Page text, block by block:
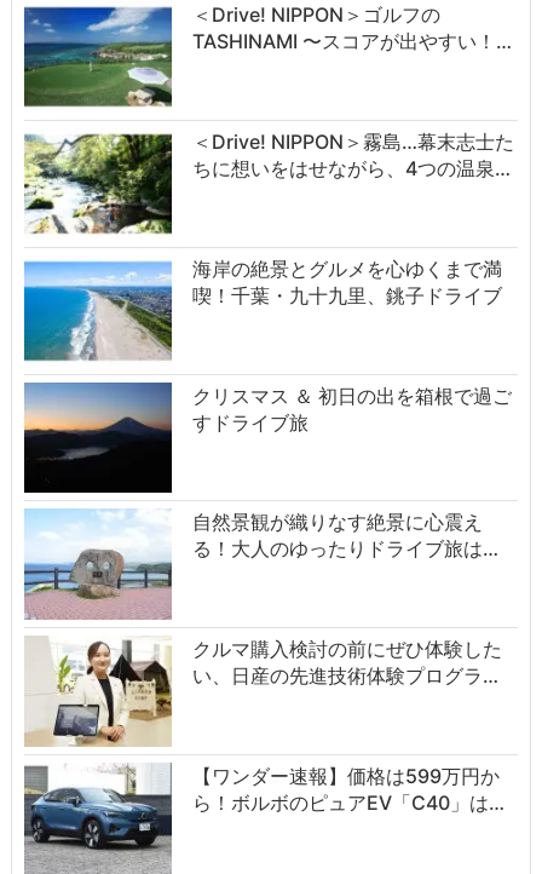
＜Drive! NIPPON＞ゴルフの
TASHINAMI 〜スコアが出やすい！…
＜Drive! NIPPON＞霧島…幕末志士た
ちに想いをはせながら、4つの温泉…
海岸の絶景とグルメを心ゆくまで満
喫！千葉・九十九里、銚子ドライブ
クリスマス ＆ 初日の出を箱根で過ご
すドライブ旅
自然景観が織りなす絶景に心震え
る！大人のゆったりドライブ旅は…
クルマ購入検討の前にぜひ体験した
い、日産の先進技術体験プログラ…
【ワンダー速報】価格は599万円か
ら！ボルボのピュアEV「C40」は…